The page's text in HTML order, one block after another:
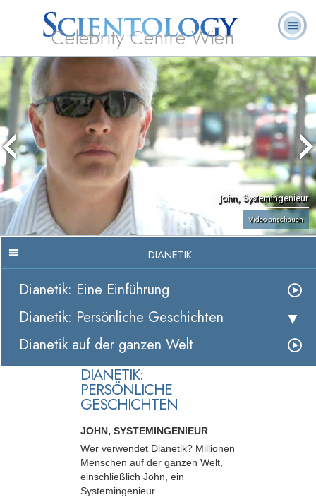
Celebrity Centre Wien
L. Ron
Hubbard
Ehrenamtliche
Geistliche
Häufig gestellte
Fragen
Bücher
John, Systemingenieur
Video anschauen
DIANETIK
Dianetik: Eine Einführung
Dianetik: Persönliche Geschichten
Dianetik auf der ganzen Welt
DIANETIK:
PERSÖNLICHE
GESCHICHTEN
JOHN, SYSTEMINGENIEUR
Wer verwendet Dianetik? Millionen
Menschen auf der ganzen Welt,
einschließlich John, ein
Systemingenieur.